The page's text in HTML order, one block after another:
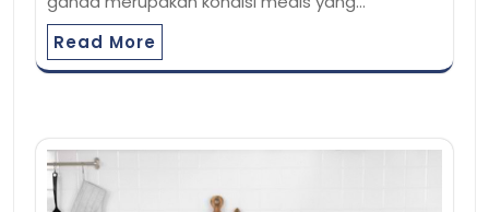
Read More